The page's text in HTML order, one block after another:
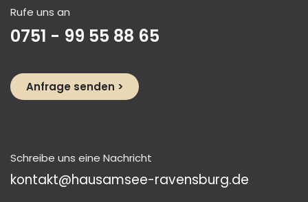
Rufe uns an
0751 - 99 55 88 65
Anfrage se​​​​nden >​​
Schreibe uns eine Nachricht
kontakt@hausamsee-ravensburg.de